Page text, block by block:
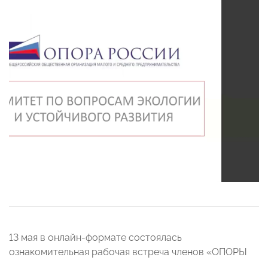
13 мая в онлайн-формате состоялась
ознакомительная рабочая встреча членов «ОПОРЫ